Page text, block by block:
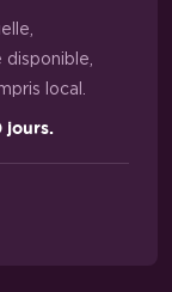
local.
jours.